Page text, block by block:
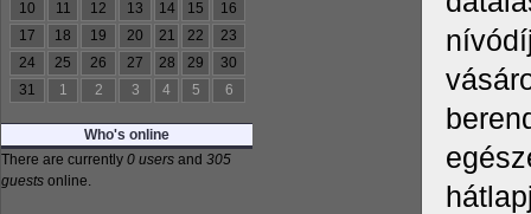
10
11 12 13 14 15
16
17
18 19 20 21 22
23
24
25 26 27 28 29
30
31
1 2 3 4 5 6
Who's online
There are currently 0 users and 305
guests online.